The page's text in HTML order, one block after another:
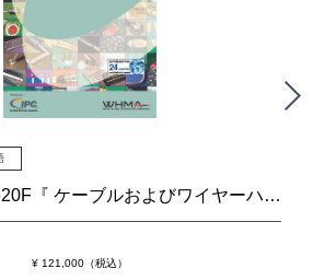
IPC/WHMA-A-620F『 ケーブルおよびワイヤーハーネス組立品の要求事項および許容基準』
¥ 121,000（税込）